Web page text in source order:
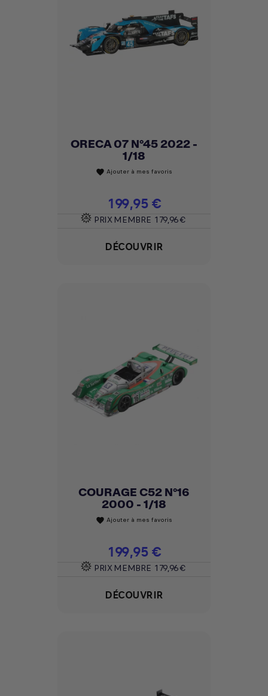
ORECA 07 N°45 2022 -
1/18
favorite Ajouter à mes favoris
Prix
199,95 €
PRIX MEMBRE 179,96 €
DÉCOUVRIR
COURAGE C52 N°16
2000 - 1/18
favorite Ajouter à mes favoris
Prix
199,95 €
PRIX MEMBRE 179,96 €
DÉCOUVRIR